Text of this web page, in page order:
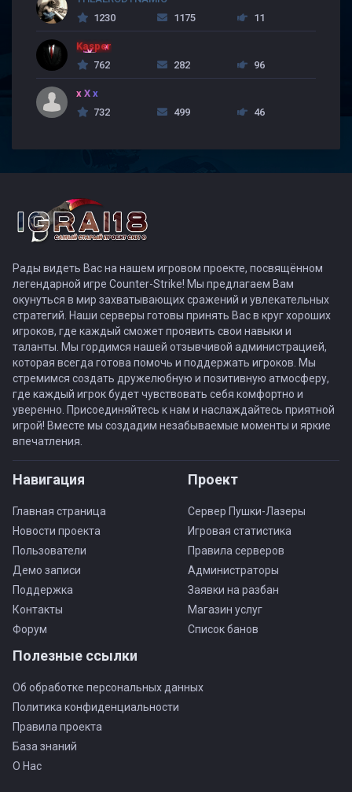
1230
1175 11
Kasper
762
282 96
x X x
732
499 46
Рады видеть Вас на нашем игровом проекте, посвящённом
легендарной игре Counter-Strike! Мы предлагаем Вам
окунуться в мир захватывающих сражений и увлекательных
стратегий. Наши серверы готовы принять Вас в круг хороших
игроков, где каждый сможет проявить свои навыки и
таланты. Мы гордимся нашей отзывчивой администрацией,
которая всегда готова помочь и поддержать игроков. Мы
стремимся создать дружелюбную и позитивную атмосферу,
где каждый игрок будет чувствовать себя комфортно и
уверенно. Присоединяйтесь к нам и наслаждайтесь приятной
игрой! Вместе мы создадим незабываемые моменты и яркие
впечатления.
Навигация
Главная страница
Новости проекта
Пользователи
Демо записи
Поддержка
Контакты
Форум
Проект
Сервер Пушки-Лазеры
Игровая статистика
Правила серверов
Администраторы
Заявки на разбан
Магазин услуг
Список банов
Полезные ссылки
Об обработке персональных данных
Политика конфиденциальности
Правила проекта
База знаний
О Нас